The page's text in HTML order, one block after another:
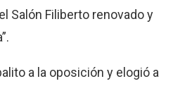
Salón Filiberto renovado y
a la oposición y elogió a